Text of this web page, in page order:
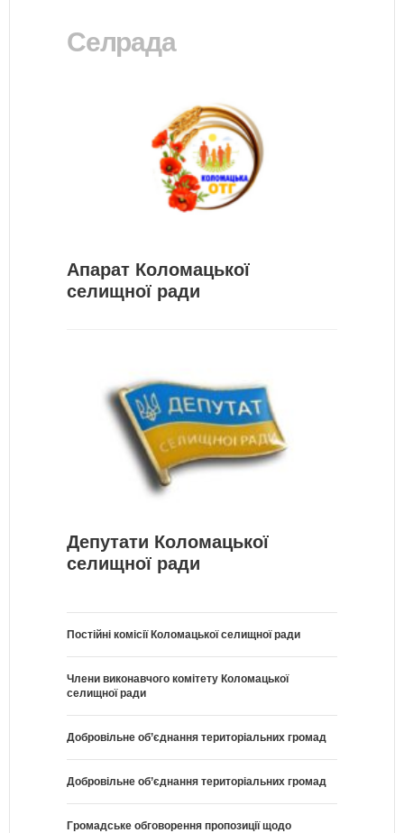
Селрада
Апарат Коломацької
селищної ради
Депутати Коломацької
селищної ради
Постійні комісії Коломацької селищної ради
Члени виконавчого комітету Коломацької
селищної ради
Добровільне об’єднання територіальних громад
Добровільне об’єднання територіальних громад
Громадське обговорення пропозиції щодо